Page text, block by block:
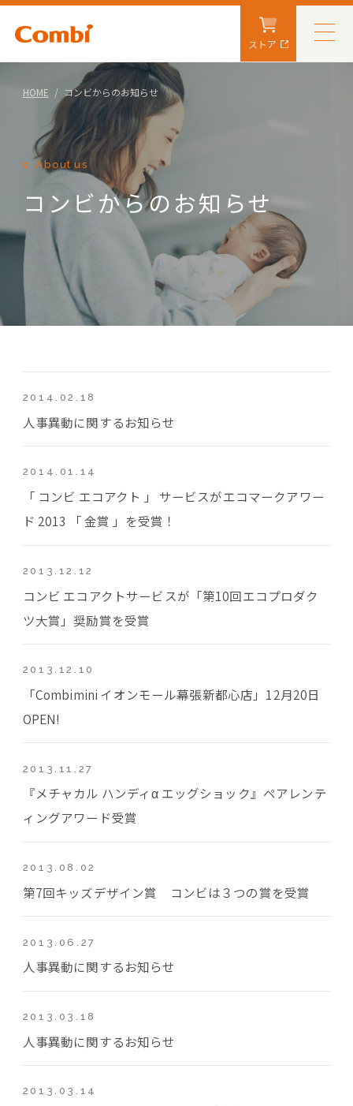
ストア
HOME コンビからのお知らせ
About us
コンビからのお知らせ
2014.02.18
人事異動に関するお知らせ
2014.01.14
「 コンビ エコアクト 」 サービスがエコマークアワー
ド 2013 「 金賞 」を受賞！
2013.12.12
コンビ エコアクトサービスが「第10回エコプロダク
ツ大賞」奨励賞を受賞
2013.12.10
「Combimini イオンモール幕張新都心店」12月20日
OPEN!
2013.11.27
『メチャカル ハンディα エッグショック』ペアレンテ
ィングアワード受賞
2013.08.02
第7回キッズデザイン賞 コンビは３つの賞を受賞
2013.06.27
人事異動に関するお知らせ
2013.03.18
人事異動に関するお知らせ
2013.03.14